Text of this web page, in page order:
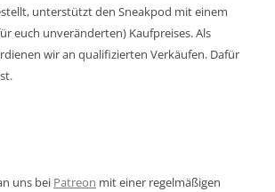
unterstützt den Sneakpod mit einem
euch unveränderten) Kaufpreises. Als
wir an qualifizierten Verkäufen. Dafür
uns bei Patreon mit einer regelmäßigen